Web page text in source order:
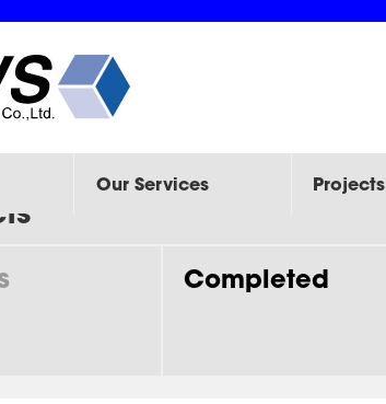
Our Services Projects
Completed